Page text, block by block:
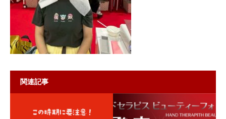
関連記事